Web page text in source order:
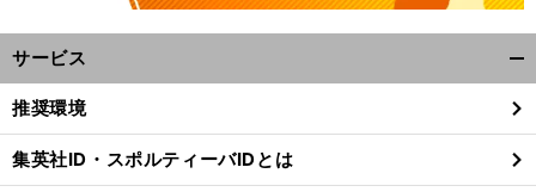
サービス
閉
る
推奨環境
集英社ID・スポルティーバIDとは